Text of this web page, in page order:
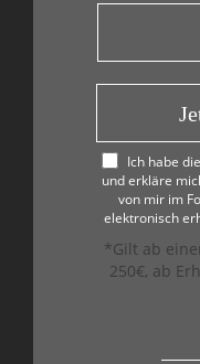
Ich habe
und erkläre
von mir im
elektronisch
*Gilt ab
250€, ab